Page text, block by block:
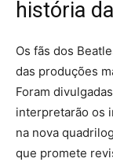
história
Os fãs dos
das produções
Foram
interpretarão os
na nova
que promete